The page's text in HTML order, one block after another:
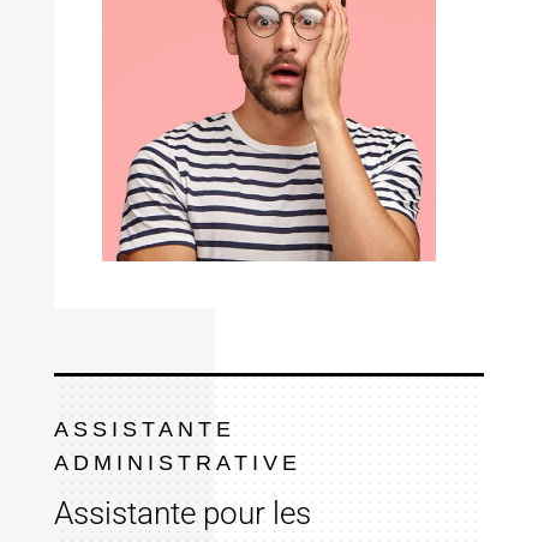
ASSISTANTE
ADMINISTRATIVE
Assistante pour les